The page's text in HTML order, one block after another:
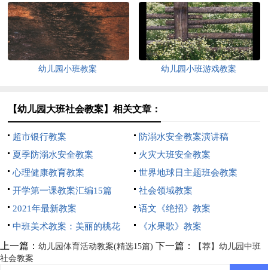
幼儿园小班教案 幼儿园小班游戏教案
【幼儿园大班社会教案】相关文章：
超市银行教案
防溺水安全教案演讲稿
夏季防溺水安全教案
火灾大班安全教案
心理健康教育教案
世界地球日主题班会教案
开学第一课教案汇编15篇
社会领域教案
2021年最新教案
语文《绝招》教案
中班美术教案：美丽的桃花
《水果歌》教案
上一篇： 幼儿园体育活动教案(精选15篇) 下一篇：
【荐】幼儿园中班
社会教案